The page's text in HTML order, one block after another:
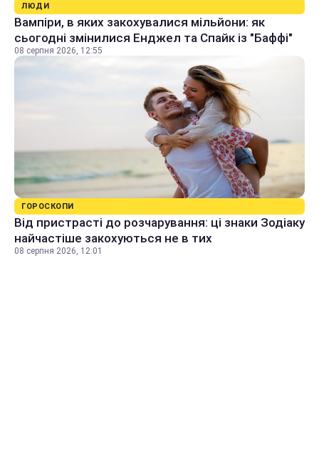
ЛЮДИ
Вампіри, в яких закохувалися мільйони: як
сьогодні змінилися Енджел та Спайк із "Баффі"
08 серпня 2026, 12:55
ГОРОСКОПИ
Від пристрасті до розчарування: ці знаки Зодіаку
найчастіше закохуються не в тих
08 серпня 2026, 12:01